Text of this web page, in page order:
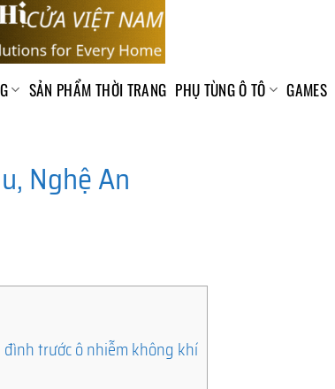
SẢN PHẨM THỜI TRANG PHỤ TÙNG Ô TÔ GAMES
Nghệ An
đình trước ô nhiễm không khí